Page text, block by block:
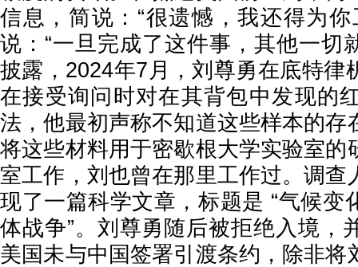
信息，简说：“很遗憾，我还得为
说：“一旦完成了这件事，其他一切
披露，2024年7月，刘尊勇在底特律
在接受询问时对在其背包中发现的
法，他最初声称不知道这些样本的存
将这些材料用于密歇根大学实验室的
室工作，刘也曾在那里工作过。调查
现了一篇科学文章，标题是 “气候变
体战争”。刘尊勇随后被拒绝入境，
美国未与中国签署引渡条约，除非将